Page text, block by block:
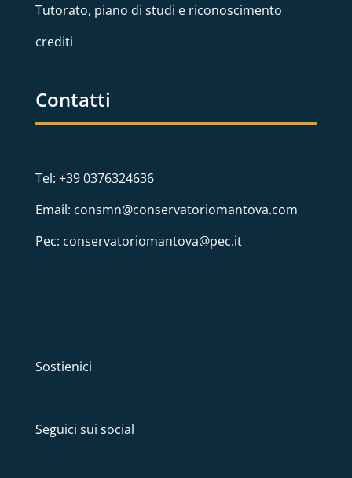
Tutorato, piano di studi e riconoscimento
crediti
Contatti
Tel: +39 0376324636
Email: consmn@conservatoriomantova.com
Pec: conservatoriomantova@pec.it
Sostienici
Seguici sui social